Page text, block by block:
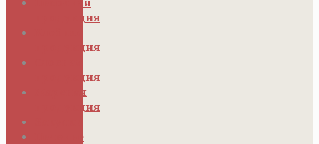
продукция
Хлебная
продукция
продукция
Жареная
продукция
Печенье